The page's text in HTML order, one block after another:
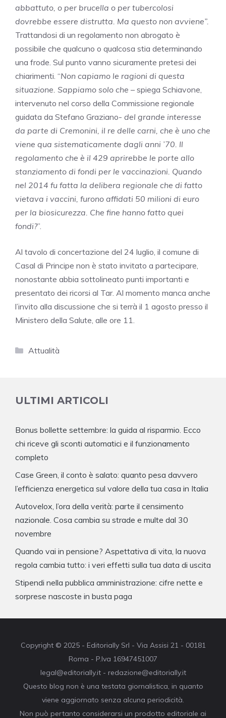
abbattuto, o per brucella o per tubercolosi
dovrebbe essere distrutta. Ma questo non avviene”.
Trattandosi di un regolamento non abrogato è
possibile che qualcuno o qualcosa stia determinando
una frode. Sul punto vanno sicuramente pretesi dei
chiarimenti. “Non capiamo le ragioni di questa
situazione. Sappiamo solo che – spiega Schiavone,
intervenuto nel corso della Commissione regionale
guidata da Stefano Graziano- del grande interesse
da parte di Cremonini, il re delle carni, che è uno che
viene qua sistematicamente dagli anni ’70. Il
regolamento che è il 429 aprirebbe le porte allo
stanziamento di fondi per le vaccinazioni. Quando
nel 2014 fu fatta la delibera regionale che di fatto
vietava i vaccini, furono affidati 50 milioni di euro
per la biosicurezza. Che fine hanno fatto quei
fondi?”.
Al tavolo di concertazione del 24 luglio, il comune di
Casal di Principe non è stato invitato a partecipare,
nonostante abbia sottolineato punti importanti e
presentato dei ricorsi al Tar. Al momento manca anche
l’invito alla discussione che si terrà il 1 agosto presso il
Ministero della Salute, alle ore 11.
Categorie
Attualità
ULTIMI ARTICOLI
Bonus bollette settembre: la guida al risparmio. Ecco
chi riceve gli sconti automatici e il funzionamento
completo
Case Green, il conto è salato: quanto pesa davvero
l’efficienza energetica sul valore della tua casa in Italia
Autovelox, l’ora della verità: parte il censimento
nazionale. Cosa cambia su strade e multe dal 30
novembre
Quando vai in pensione? Aspettativa di vita, la nuova
regola cambia tutto: i veri effetti sulla tua data di uscita
Stipendi nella pubblica amministrazione: cifre nette e
sorprese nascoste in busta paga
Copyright © 2025 - Editorially Srl - Via Assisi 21 - 00181
Roma - P.Iva 16947451007
legal@editorially.it - redazione@editorially.it
Questo blog non è una testata giornalistica, in quanto
viene aggiornato senza alcuna periodicità.
Non può pertanto considerarsi un prodotto editoriale ai